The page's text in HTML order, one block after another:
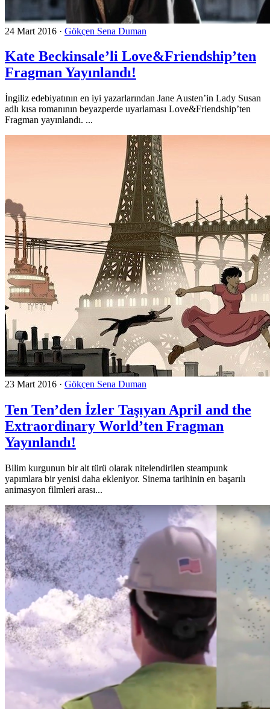
24 Mart 2016 · Gökçen Sena Duman
Kate Beckinsale’li Love&Friendship’ten
Fragman Yayınlandı!
İngiliz edebiyatının en iyi yazarlarından Jane Austen’in Lady Susan
adlı kısa romanının beyazperde uyarlaması Love&Friendship’ten
Fragman yayınlandı. ...
23 Mart 2016 · Gökçen Sena Duman
Ten Ten’den İzler Taşıyan April and the
Extraordinary World’ten Fragman
Yayınlandı!
Bilim kurgunun bir alt türü olarak nitelendirilen steampunk
yapımlara bir yenisi daha ekleniyor. Sinema tarihinin en başarılı
animasyon filmleri arası...